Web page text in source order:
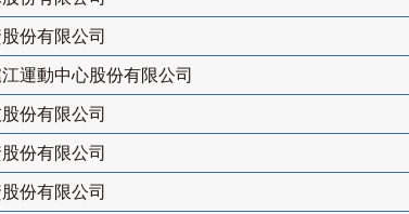
份有限公司
運動中心股份有限公司
份有限公司
份有限公司
份有限公司